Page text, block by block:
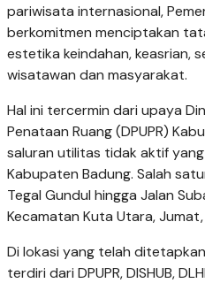
pariwisata internasional,
berkomitmen menciptakan
estetika keindahan, keasrian,
wisatawan dan masyarakat.
Hal ini tercermin dari upaya
Penataan Ruang (DPUPR)
saluran utilitas tidak aktif
Kabupaten Badung. Salah
Tegal Gundul hingga Jalan
Kecamatan Kuta Utara,
Di lokasi yang telah
terdiri dari DPUPR, DISHUB,